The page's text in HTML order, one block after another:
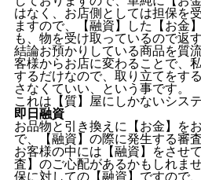
はなく、お店側としては担保を
ますので、【融資】した【お金
も、物を受け取っているので返
結論お預かりしている商品を質
客様からお店に変わることで、
するだけなので、取り立てをす
さなくていい、という事です。
これは【質】屋にしかないシステ
即日融資
お品物と引き換えに【お金】を
で、【融資】の際に発生する審
お客様の中には【融資】をさせ
査】のご心配があるかもしれま
保に対しての【融資】ですので